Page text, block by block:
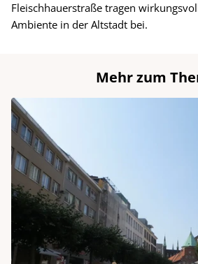
Fleischhauerstraße tragen
Ambiente in der Altstadt bei.
Mehr zum